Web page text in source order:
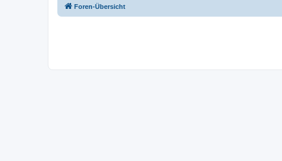
Foren-Übersicht